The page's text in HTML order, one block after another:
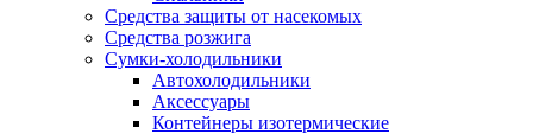
Средства защиты от насекомых
Средства розжига
Сумки-холодильники
Автохолодильники
Аксессуары
Контейнеры изотермические